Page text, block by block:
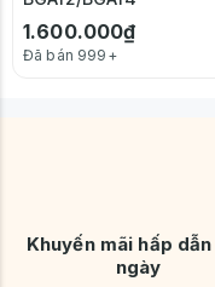
1.600.000₫
Đã bán 999+
Khuyến mãi hấp
ngày